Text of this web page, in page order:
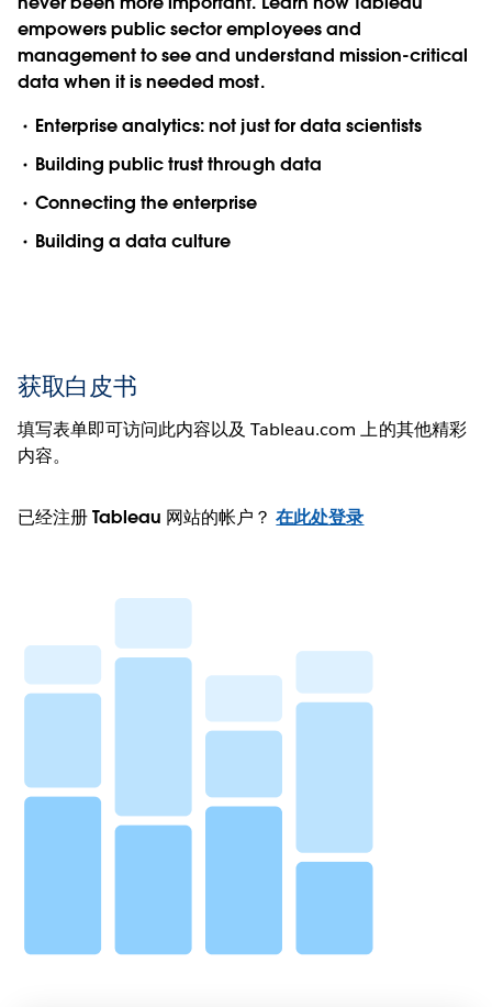
empowers public sector employees and
management to see and understand mission-critical
data when it is needed most.
Enterprise analytics: not just for data scientists
Building public trust through data
Connecting the enterprise
Building a data culture
获取白皮书
填写表单即可访问此内容以及 Tableau.com 上的其他精彩
内容。
已经注册 Tableau 网站的帐户？在此处登录